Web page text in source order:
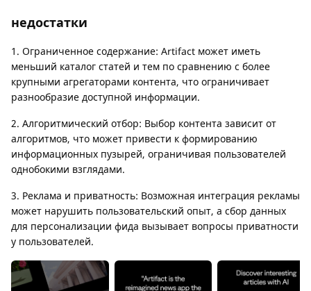
недостатки
1. Ограниченное содержание: Artifact может иметь
меньший каталог статей и тем по сравнению с более
крупными агрегаторами контента, что ограничивает
разнообразие доступной информации.
2. Алгоритмический отбор: Выбор контента зависит от
алгоритмов, что может привести к формированию
информационных пузырей, ограничивая пользователей
однобокими взглядами.
3. Реклама и приватность: Возможная интеграция рекламы
может нарушить пользовательский опыт, а сбор данных
для персонализации фида вызывает вопросы приватности
у пользователей.